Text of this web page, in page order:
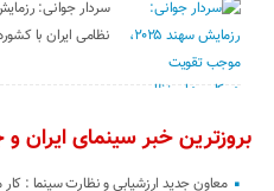
نظامی ایران با
بروزترین خبر سینمای ایران
معاون جدید ارزشیابی و نظارت سینما :